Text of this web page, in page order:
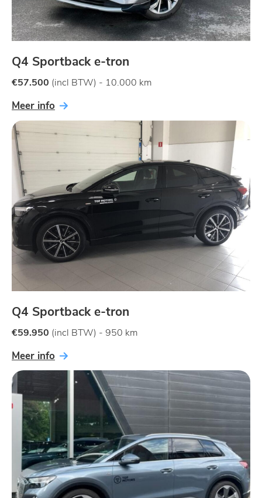
Q4 Sportback e-tron
€57.500 (incl BTW) - 10.000 km
Meer info
Q4 Sportback e-tron
€59.950 (incl BTW) - 950 km
Meer info